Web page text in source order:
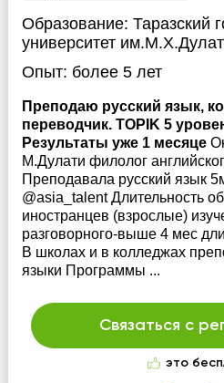
Образование: Таразский
университет
Опыт: более 5 лет
Преподаю русский язык,
переводчик. TOPIK 5
Результаты уже 1 месяце
М.Дулати филолог
Преподавала русский язык
@asia_talent Длительность
иностранцев (взрослые)
разговорного-выше 4 мес
В школах и в колледжах
языки Программы ...
Связаться с
это